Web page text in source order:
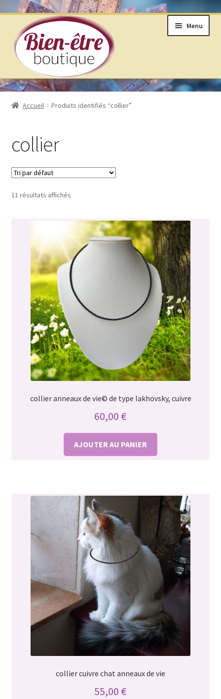
Aller
la
navigation
Aller
contenu
Menu
BOUTIQUE
BIJOUX & MINÉRAUX
LIVRES ET ARTS DIVINATOIRES
PRODUITS DE BIEN ÊTRE
Accueil Produits identifiés “collier”
collier
11 résultats affichés
collier anneaux de vie© de type lakhovsky, cuivre
60,00 €
AJOUTER AU PANIER
collier cuivre chat anneaux de vie
55,00 €